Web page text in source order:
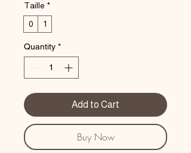
Taille *
0
1
Quantity *
Add to Cart
Buy Now